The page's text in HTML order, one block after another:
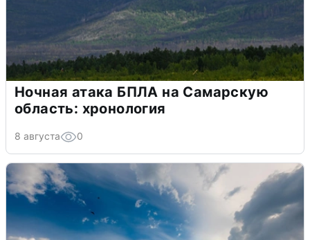
Ночная атака БПЛА на Самарскую
область: хронология
8 августа 0